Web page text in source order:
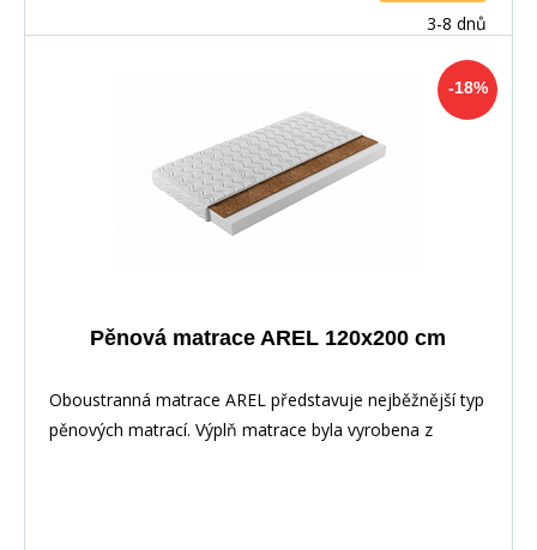
3-8 dnů
-18%
Pěnová matrace AREL 120x200 cm
Oboustranná matrace AREL představuje nejběžnější typ
pěnových matrací. Výplň matrace byla vyrobena z